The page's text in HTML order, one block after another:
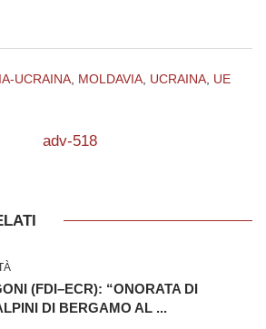
UCRAINA MOLDAVIA UCRAINA UE
(FDI–ECR): “ONORATA DI
DI BERGAMO AL ...